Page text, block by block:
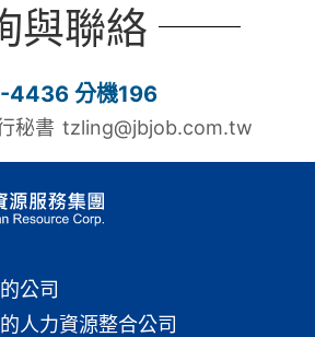
與聯絡
分機196
秘書 tzling@jbjob.com.tw
公司
人力資源整合公司